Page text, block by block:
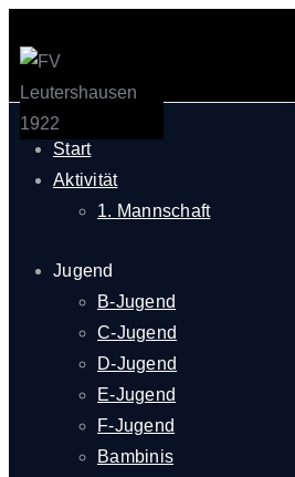
Start
Aktivität
1. Mannschaft
Jugend
B-Jugend
C-Jugend
D-Jugend
E-Jugend
F-Jugend
Bambinis